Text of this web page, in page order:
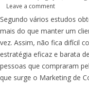
Leave a comment
Segundo vários estudos
mais do que manter um
vez. Assim, não fica difícil
estratégia eficaz e barata
pessoas que compraram
que surge o Marketing de